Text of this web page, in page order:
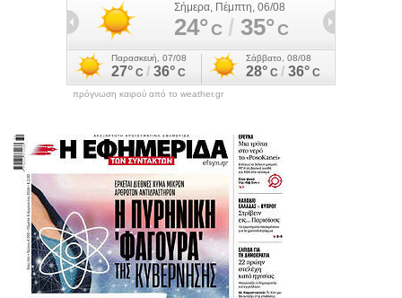
πρόγνωση καιρού από το weather.gr